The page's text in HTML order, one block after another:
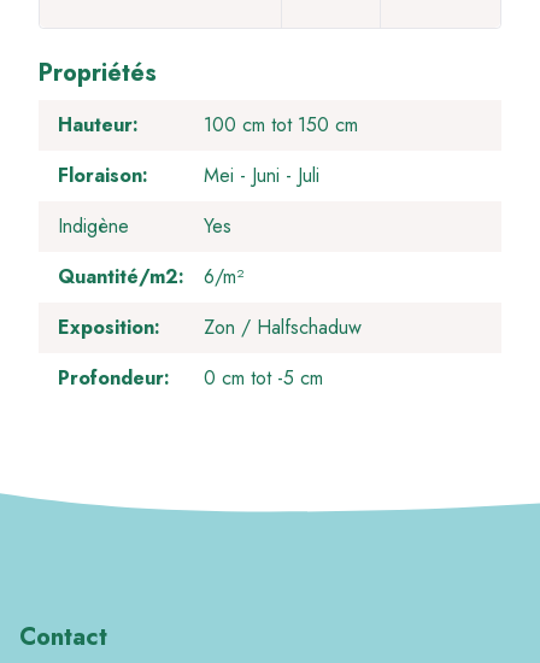
Propriétés
Hauteur
100 cm tot 150 cm
Floraison
Mei Juni
Juli
Indigène
Yes
Quantité/m2
6/m²
Exposition
Zon / Halfschaduw
Profondeur
0 cm tot -5 cm
Contact